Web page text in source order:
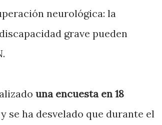
neurológica: la
grave pueden
una encuesta en 18
y se ha desvelado que durante el